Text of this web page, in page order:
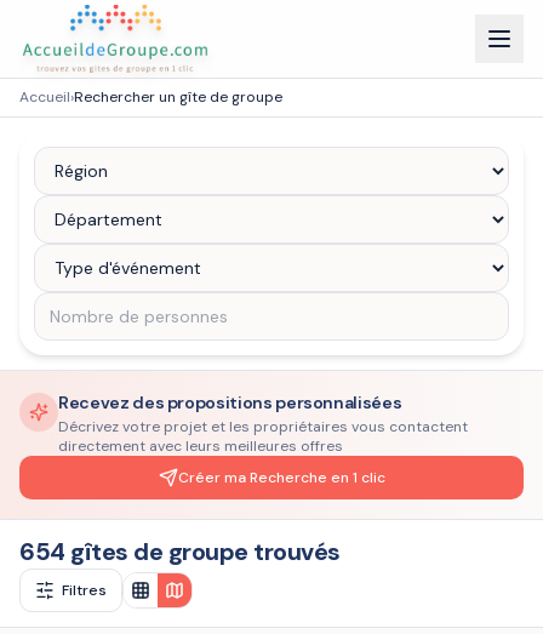
Accueil›Rechercher un gîte de groupe
Recevez des propositions personnalisées
Décrivez votre projet et les propriétaires vous contactent
directement avec leurs meilleures offres
Créer ma Recherche en 1 clic
654 gîtes de groupe trouvés
Filtres